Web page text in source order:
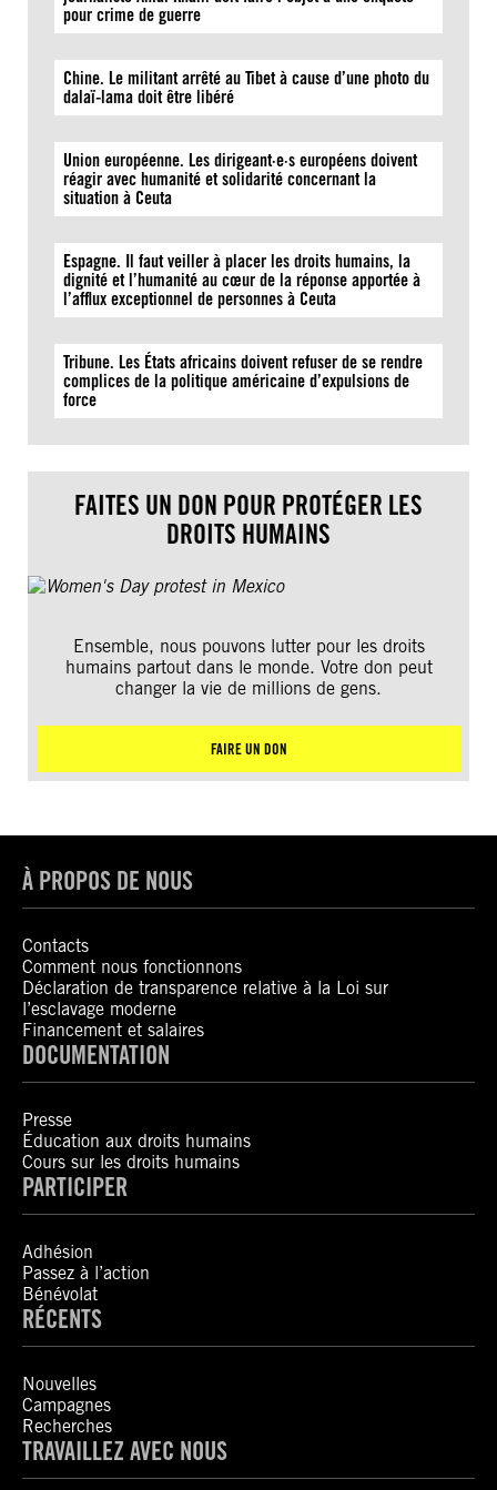
pour crime de guerre
Chine. Le militant arrêté au Tibet à cause d’une photo du
dalaï-lama doit être libéré
Union européenne. Les dirigeant·e·s européens doivent
réagir avec humanité et solidarité concernant la
situation à Ceuta
Espagne. Il faut veiller à placer les droits humains, la
dignité et l’humanité au cœur de la réponse apportée à
l’afflux exceptionnel de personnes à Ceuta
Tribune. Les États africains doivent refuser de se rendre
complices de la politique américaine d’expulsions de
force
FAITES UN DON POUR PROTÉGER LES
DROITS HUMAINS
Ensemble, nous pouvons lutter pour les droits
humains partout dans le monde. Votre don peut
changer la vie de millions de gens.
FAIRE UN DON
À PROPOS DE NOUS
Contacts
Comment nous fonctionnons
Déclaration de transparence relative à la Loi sur
l’esclavage moderne
Financement et salaires
DOCUMENTATION
Presse
Éducation aux droits humains
Cours sur les droits humains
PARTICIPER
Adhésion
Passez à l’action
Bénévolat
RÉCENTS
Nouvelles
Campagnes
Recherches
TRAVAILLEZ AVEC NOUS